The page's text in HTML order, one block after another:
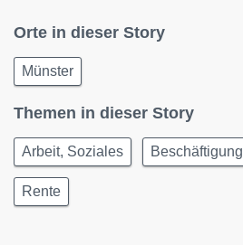
Orte in dieser Story
Münster
Themen in dieser Story
Arbeit, Soziales Beschäftigung
Rente